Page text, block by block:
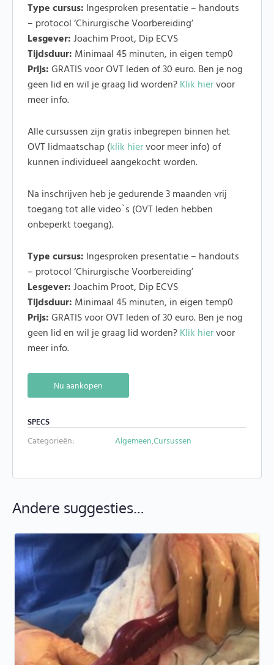
Type cursus: Ingesproken presentatie – handouts
– protocol ‘Chirurgische Voorbereiding’
Lesgever:Joachim Proot, Dip ECVS
Tijdsduur: Minimaal 45 minuten, in eigen temp0
Prijs:GRATIS voor OVT leden of 30 euro. Ben je nog
geen lid en wil je graag lid worden?Klik hiervoor
meer info.
Alle cursussen zijn gratis inbegrepen binnen het
OVT lidmaatschap (klik hiervoor meer info) of
kunnen individueel aangekocht worden.
Na inschrijven heb je gedurende 3 maanden vrij
toegang tot alle video`s (OVT leden hebben
onbeperkt toegang).
Type cursus: Ingesproken presentatie – handouts
– protocol ‘Chirurgische Voorbereiding’
Lesgever:Joachim Proot, Dip ECVS
Tijdsduur: Minimaal 45 minuten, in eigen temp0
Prijs:GRATIS voor OVT leden of 30 euro. Ben je nog
geen lid en wil je graag lid worden?Klik hiervoor
meer info.
Nu aankopen
SPECS
Categorieën: Algemeen,Cursussen
Andere suggesties…